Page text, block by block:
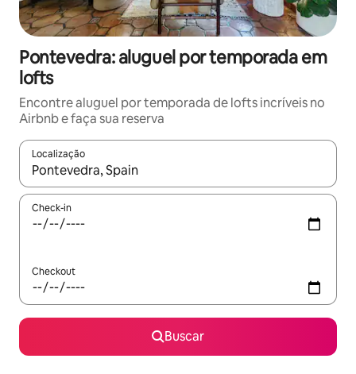
Pontevedra: aluguel por temporada em
lofts
Encontre aluguel por temporada de lofts incríveis no
Airbnb e faça sua reserva
Localização
Quando os resultados estiverem disponíveis, explore-os
Check-in
Checkout
Buscar